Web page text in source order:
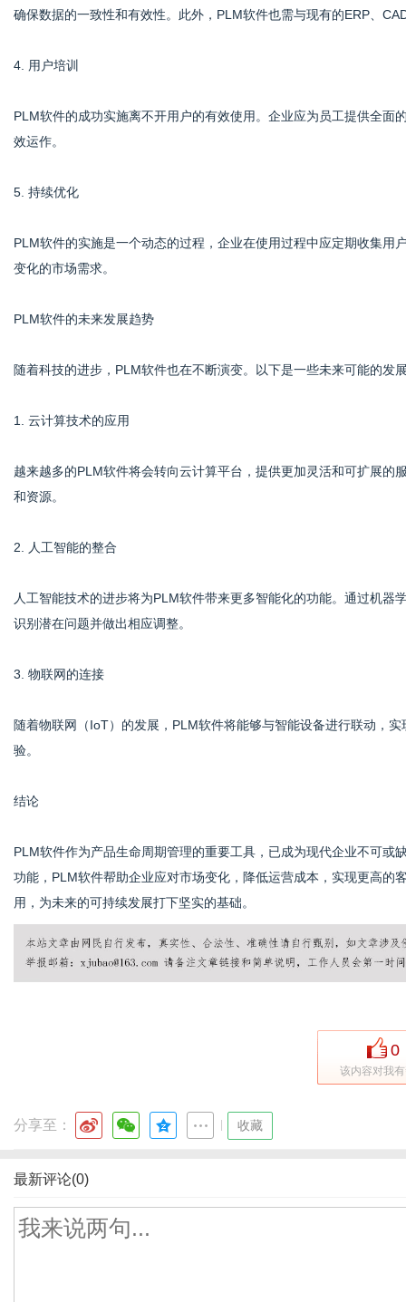
确保数据的一致性和有效性。此外，PLM软件也需与现有的ERP、
4. 用户培训
PLM软件的成功实施离不开用户的有效使用。企业应为员工提供全
效运作。
5. 持续优化
PLM软件的实施是一个动态的过程，企业在使用过程中应定期收集
变化的市场需求。
PLM软件的未来发展趋势
随着科技的进步，PLM软件也在不断演变。以下是一些未来可能的发
1. 云计算技术的应用
越来越多的PLM软件将会转向云计算平台，提供更加灵活和可扩展
和资源。
2. 人工智能的整合
人工智能技术的进步将为PLM软件带来更多智能化的功能。通过机
识别潜在问题并做出相应调整。
3. 物联网的连接
随着物联网（IoT）的发展，PLM软件将能够与智能设备进行联动，
验。
结论
PLM软件作为产品生命周期管理的重要工具，已成为现代企业不可
功能，PLM软件帮助企业应对市场变化，降低运营成本，实现更高
用，为未来的可持续发展打下坚实的基础。
0
该内容对我
分享至： 收藏
最新评论(0)